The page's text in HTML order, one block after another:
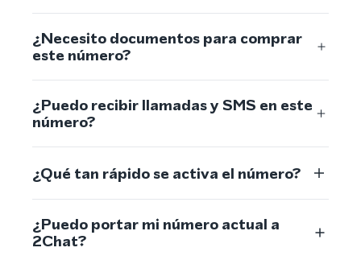
¿Necesito documentos para comprar
este número?
¿Puedo recibir llamadas y SMS en este
número?
¿Qué tan rápido se activa el número?
¿Puedo portar mi número actual a
2Chat?